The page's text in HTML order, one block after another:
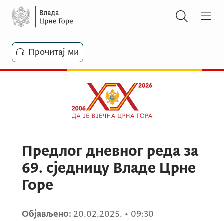
Прочитај ми
Предлог дневног реда за
69. сједницу Владе Црне
Горе
Објављено: 20.02.2025. • 09:30